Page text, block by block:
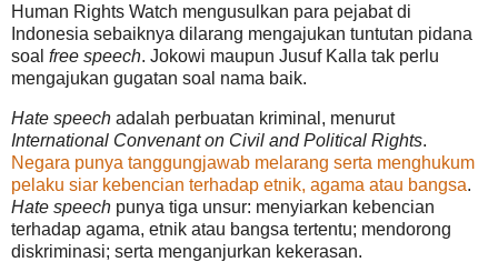
Human Rights Watch mengusulkan para pejabat di
Indonesia sebaiknya dilarang mengajukan tuntutan pidana
soal free speech. Jokowi maupun Jusuf Kalla tak perlu
mengajukan gugatan soal nama baik.
Hate speech adalah perbuatan kriminal, menurut
International Convenant on Civil and Political Rights.
Negara punya tanggungjawab melarang serta menghukum
pelaku siar kebencian terhadap etnik, agama atau bangsa.
Hate speech punya tiga unsur: menyiarkan kebencian
terhadap agama, etnik atau bangsa tertentu; mendorong
diskriminasi; serta menganjurkan kekerasan.